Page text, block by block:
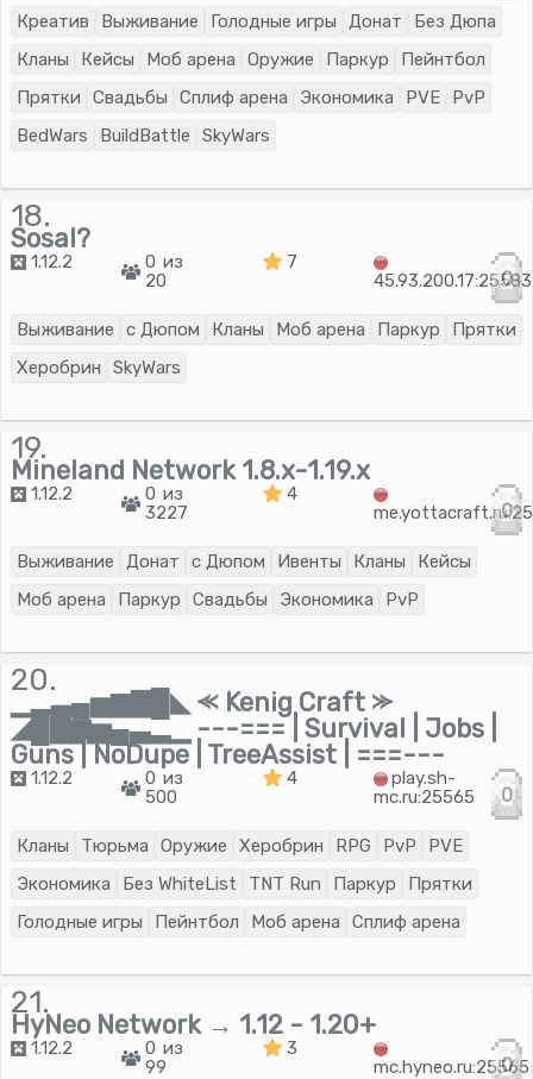
Креатив Выживание Голодные игры Донат
Без Дюпа
Кланы
Кейсы Моб арена Оружие Паркур
Пейнтбол
Прятки
Свадьбы Сплиф арена Экономика PVE
PvP
BedWars
BuildBattle SkyWars
18.
Sosal?
1.12.2
0 из
20
7
45.93.200.17:25583
0
Выживание с Дюпом Кланы Моб арена Паркур
Прятки
Херобрин
SkyWars
19.
Mineland Network 1.8.x-1.19.x
1.12.2
0 из
3227
4
0
Выживание Донат с Дюпом Ивенты Кланы
Кейсы
Моб арена
Паркур Свадьбы Экономика PvP
20.
▁▂▃▄▅▆▇█◣ ⪻ Kenig Craft ⪼
◢█▇▆▅▄▃▂▁ ---=== | Survival | Jobs |
Guns | NoDupe | TreeAssist | ===---
1.12.2
0 из
500
4
play.sh-
mc.ru:25565
0
Кланы Тюрьма Оружие Херобрин RPG PvP
PVE
Экономика
Без WhiteList TNT Run Паркур
Прятки
Голодные игры
Пейнтбол Моб арена Сплиф арена
21.
HyNeo Network → 1.12 - 1.20+
1.12.2
0 из
99
3
mc.hyneo.ru:25565
0